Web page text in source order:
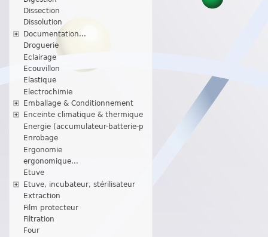
Dissection
Dissolution
Documentation...
Droguerie
Eclairage
Ecouvillon
Elastique
Electrochimie
Emballage & Conditionnement
Enceinte climatique & thermique
Energie (accumulateur-batterie-p
Enrobage
Ergonomie
ergonomique...
Etuve
Etuve, incubateur, stérilisateur
Extraction
Film protecteur
Filtration
Four